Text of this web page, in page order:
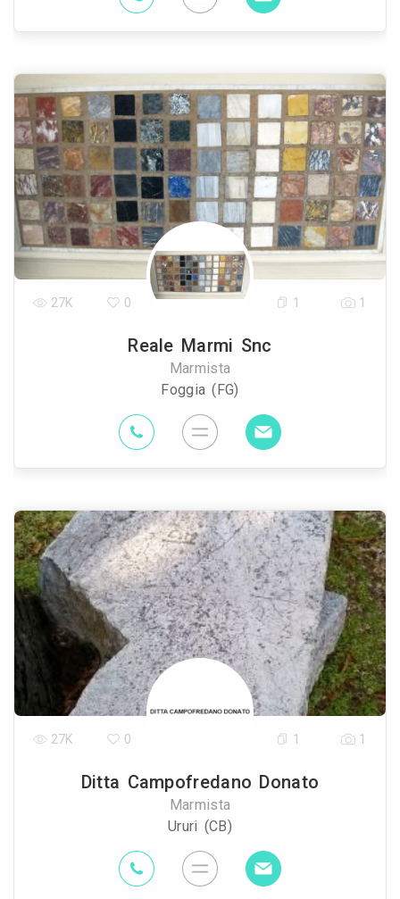
Reale Marmi Snc
Marmista
Foggia (FG)
27K 0 1 1
Ditta Campofredano Donato
Marmista
Ururi (CB)
27K 0 1 1